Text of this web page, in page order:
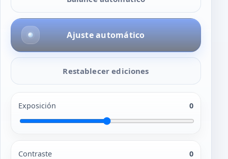
Ajuste automático
Restablecer ediciones
Exposición 0
Contraste 0